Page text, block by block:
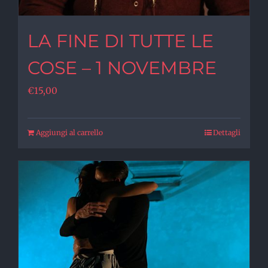
LA FINE DI TUTTE LE
COSE – 1 NOVEMBRE
€15,00
Aggiungi al carrello Dettagli